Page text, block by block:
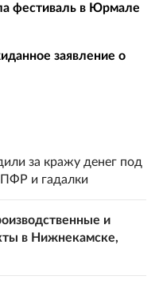
фестиваль в Юрмале
заявление о
за кражу денег под
и гадалки
и
в Нижнекамске,